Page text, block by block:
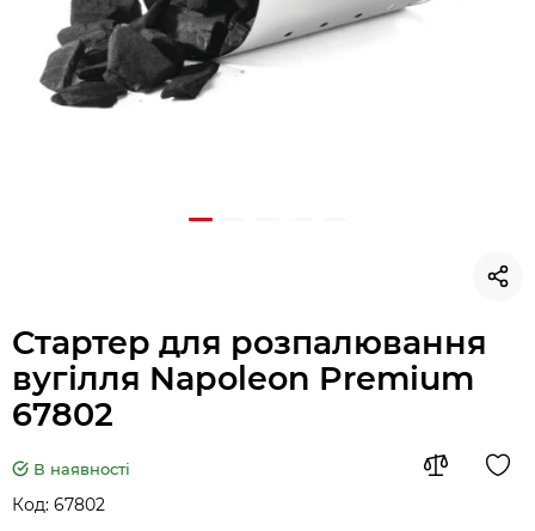
Стартер для розпалювання
вугілля Napoleon Premium
67802
В наявності
Код: 67802